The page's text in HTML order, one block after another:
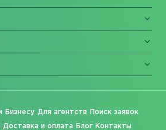
Бизнесу Для агентств Поиск заявок
Доставка и оплата Блог Контакты